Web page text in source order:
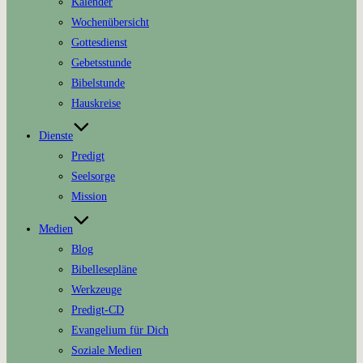
Wochenübersicht
Gottesdienst
Gebetsstunde
Bibelstunde
Hauskreise
Dienste
Predigt
Seelsorge
Mission
Medien
Blog
Bibellesepläne
Werkzeuge
Predigt-CD
Evangelium für Dich
Soziale Medien